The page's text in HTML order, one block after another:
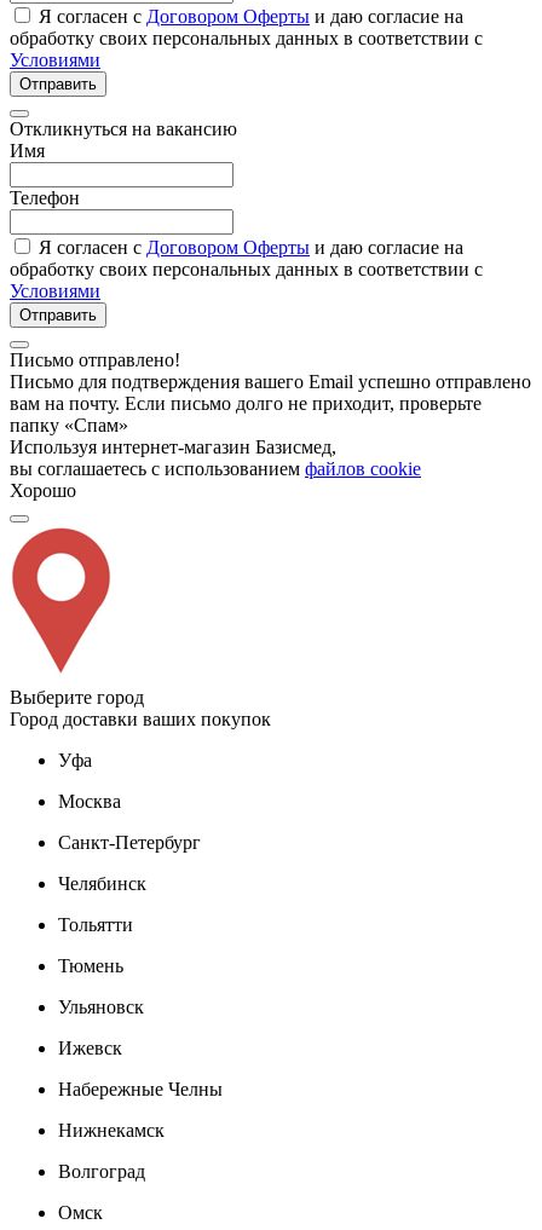
Я согласен с Договором Оферты и даю согласие на
обработку своих персональных данных в соответствии с
Условиями
Отправить
Откликнуться на вакансию
Имя
Телефон
Я согласен с Договором Оферты и даю согласие на
обработку своих персональных данных в соответствии с
Условиями
Отправить
Письмо отправлено!
Письмо для подтверждения вашего Email успешно отправлено
вам на почту. Если письмо долго не приходит, проверьте
папку «Спам»
Используя интернет-магазин Базисмед,
вы соглашаетесь с использованием файлов cookie
Хорошо
Выберите город
Город доставки ваших покупок
Уфа
Москва
Санкт-Петербург
Челябинск
Тольятти
Тюмень
Ульяновск
Ижевск
Набережные Челны
Нижнекамск
Волгоград
Омск